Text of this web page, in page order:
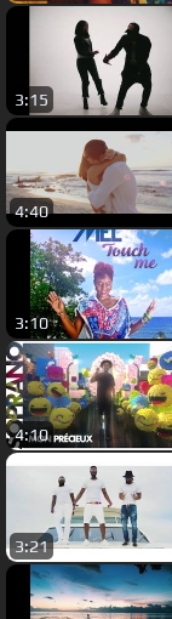
3:15
4:40
3:10
4:10
3:21